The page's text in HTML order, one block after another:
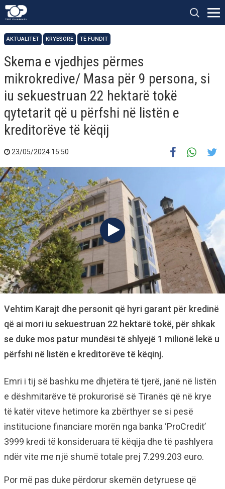
AKTUALITET KRYESORE TË FUNDIT
Skema e vjedhjes përmes
mikrokredive/ Masa për 9 persona, si
iu sekuestruan 22 hektarë tokë
qytetarit që u përfshi në listën e
kreditorëve të këqij
23/05/2024 15:50
Vehtim Karajt dhe personit që hyri garant për kredinë
që ai mori iu sekuestruan 22 hektarë tokë, për shkak
se duke mos patur mundësi të shlyejë 1 milionë lekë u
përfshi në listën e kreditorëve të këqinj.
Emri i tij së bashku me dhjetëra të tjerë, janë në listën
e dëshmitarëve të prokurorisë së Tiranës që në krye
të katër viteve hetimore ka zbërthyer se si pesë
institucione financiare morën nga banka ‘ProCredit’
3999 kredi të konsideruara të këqija dhe të pashlyera
ndër vite me një shumë totale prej 7.299.203 euro.
Por më pas duke përdorur skemën detyruese që